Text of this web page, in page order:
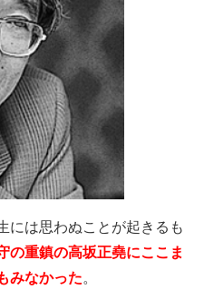
には思わぬことが起きるも
の重鎮の高坂正堯にここま
みなかった